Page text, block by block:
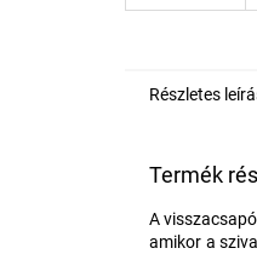
Részletes
Termék
A
amikor a